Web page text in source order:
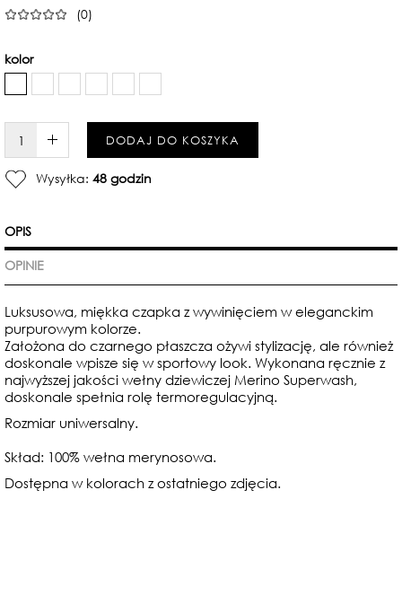
(0)
kolor
W KOSZYKU :)DODAJ DO KOSZYKA
Wysyłka: 48 godzin
OPIS
OPINIE
Luksusowa, miękka czapka z wywinięciem w eleganckim
purpurowym kolorze.
Założona do czarnego płaszcza ożywi stylizację, ale również
doskonale wpisze się w sportowy look. Wykonana ręcznie z
najwyższej jakości wełny dziewiczej Merino Superwash,
doskonale spełnia rolę termoregulacyjną.
Rozmiar uniwersalny.
Skład: 100% wełna merynosowa.
Dostępna w kolorach z ostatniego zdjęcia.